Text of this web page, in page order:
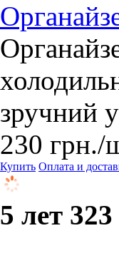
зручний
230 грн./
Купить Оплата и
5 лет